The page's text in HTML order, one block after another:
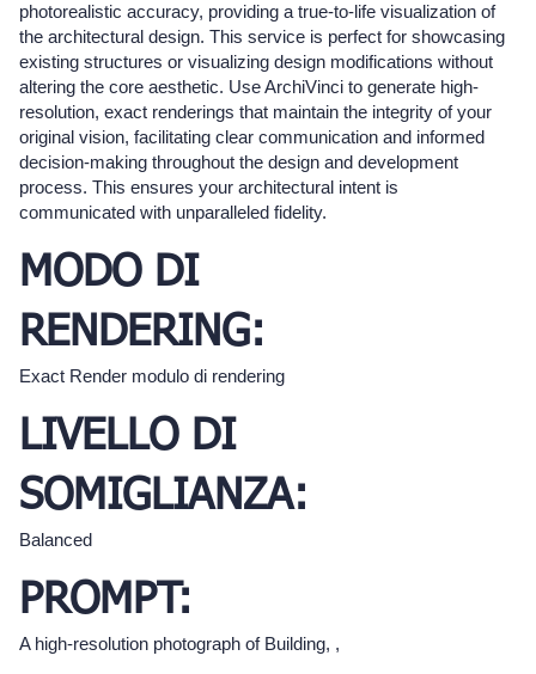
photorealistic accuracy, providing a true-to-life visualization of
the architectural design. This service is perfect for showcasing
existing structures or visualizing design modifications without
altering the core aesthetic. Use ArchiVinci to generate high-
resolution, exact renderings that maintain the integrity of your
original vision, facilitating clear communication and informed
decision-making throughout the design and development
process. This ensures your architectural intent is
communicated with unparalleled fidelity.
MODO DI
RENDERING:
Exact Render modulo di rendering
LIVELLO DI
SOMIGLIANZA:
Balanced
PROMPT:
A high-resolution photograph of Building, ,